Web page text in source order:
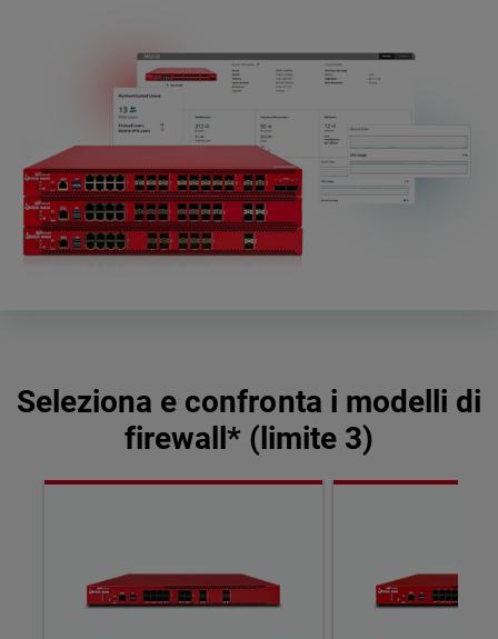
Seleziona e confronta i modelli di
firewall* (limite 3)